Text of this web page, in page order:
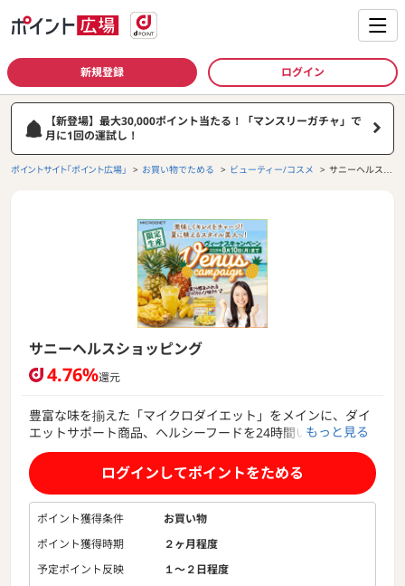
新規登録 ログイン
【新登場】最大30,000ポイント当たる！「マンスリーガチャ」で
月に1回の運試し！
ポイントサイト「ポイント広場」 お買い物でためる ビューティー/コスメ
サニーヘルスシ
サニーヘルスショッピング
4.76%還元
豊富な味を揃えた「マイクロダイエット」をメインに、ダイ
エットサポート商品、ヘルシーフードを24時間いつでも簡単
にご購入頂ける「マイクロダイエット」公式WEBサイトで
す。
「マイクロダイエット」は豊富な栄養素を含みながらカロリ
ーだけを抑えた『キレイに健康的にやせたい人』の味方で
す。食事の替わりに摂る手軽さと、飲むだけじゃなく食感も
味わえるバラエティ豊かな50種類の商品からチョイスできま
す。
もっと見る
ログインしてポイントをためる
ポイント獲得条件
お買い物
ポイント獲得時期
２ヶ月程度
予定ポイント反映
１〜２日程度